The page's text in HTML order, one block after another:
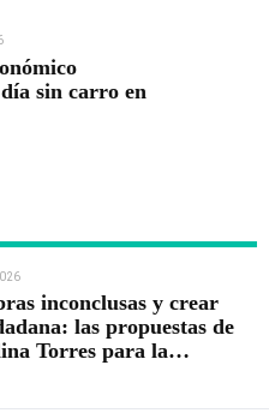
sin carro en
inconclusas y crear
las propuestas de
Torres para la